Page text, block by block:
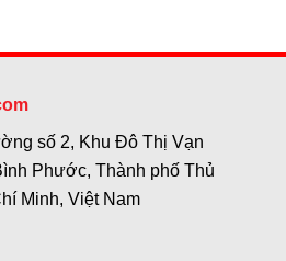
số 2, Khu Đô Thị Vạn
Phước, Thành phố Thủ
Minh, Việt Nam